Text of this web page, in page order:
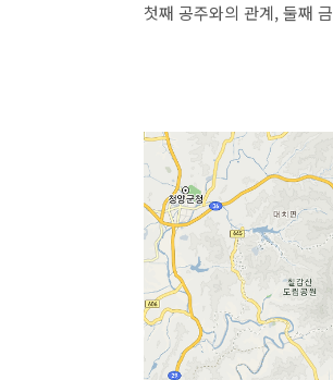
첫째 공주와의 관계, 둘째